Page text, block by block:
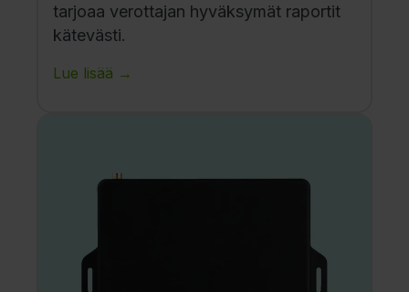
tarjoaa verottajan hyväksymät raportit
kätevästi.
Lue lisää →